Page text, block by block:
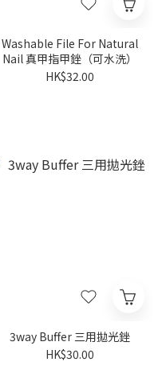
Washable File For Natural
Nail 真甲指甲銼（可水洗）
HK$32.00
3way Buffer 三用拋光銼
HK$30.00